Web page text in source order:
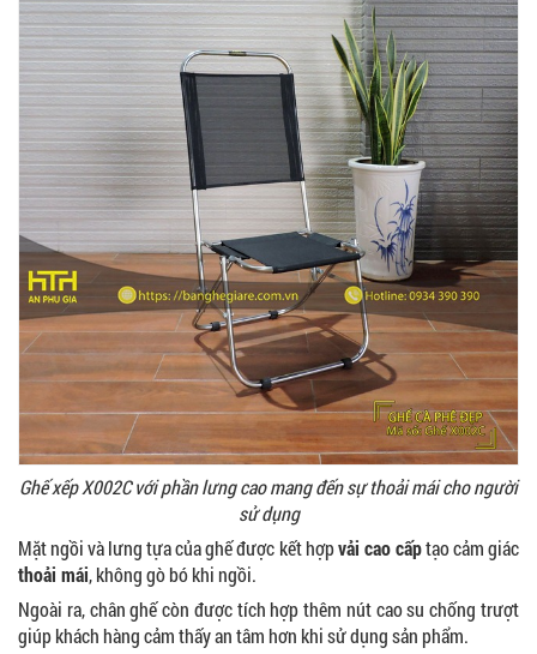
Ghế xếp X002C với phần lưng cao mang đến sự thoải mái cho người
sử dụng
Mặt ngồi và lưng tựa của ghế được kết hợpvải cao cấptạo cảm giác
thoải mái, không gò bó khi ngồi.
Ngoài ra, chân ghế còn được tích hợp thêm nút cao su chống trượt
giúp khách hàng cảm thấy an tâm hơn khi sử dụng sản phẩm.